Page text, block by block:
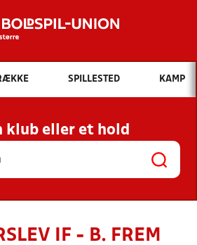
Hvad vil du søge efter?
INDHOLD OG NYHEDER
KLUBBER OG
HOLD
SPILLESTED KAMP
klub eller et hold
IF - B. FREM